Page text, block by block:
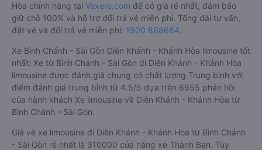
Hòa chính hãng tại Vexere.com để có giá rẻ nhất, đảm bảo
giữ chỗ 100% và hỗ trợ đổi trả vé miễn phí. Tổng đài tư vấn,
đặt vé và đổi trả vé miễn phí: 1900 888684.
Xe Bình Chánh - Sài Gòn Diên Khánh - Khánh Hòa limousine tốt
nhất: Xe từ Bình Chánh - Sài Gòn đi Diên Khánh - Khánh Hòa
limousine được đánh giá chung có chất lượng Trung bình với
điểm đánh giá trung bình từ 4.5/5 dựa trên 6955 phản hồi
của hành khách Xe limousine về Diên Khánh - Khánh Hòa từ
Bình Chánh - Sài Gòn.
Giá vé xe limousine đi Diên Khánh - Khánh Hòa từ Bình Chánh
- Sài Gòn rẻ nhất là 310000 của hãng xe Thành Ban. Tùy